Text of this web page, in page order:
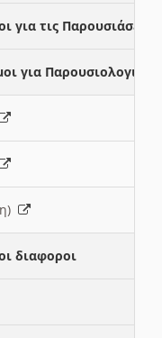
τις Παρουσιάσεις
για Παρουσιολογια
διαφοροι